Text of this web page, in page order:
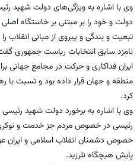
وی با اشاره به ویژگی‌های دولت شهید
دولت و خود را بر مبتنی بر خاستگاه
تبعیت و بندگی و پیروی از مبانی
نامزد سابق انتخابات ریاست جمهوری
ایران فداکاری و حرکت در مجامع جهانی
منطقه و جهان قرار داده بود و نسبت
کرد.
وی با اشاره به برخورد دولت شهید
رئیسی در خصوص مردم جز خدمت و
خصوص دشمنان انقلاب اسلامی و ایران
پایش هیچگاه نلرزید.